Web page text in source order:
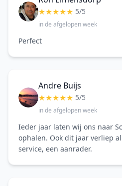
★★★★★ 5/5
in de afgelopen week
Perfect
Andre Buijs
★★★★★ 5/5
in de afgelopen week
Ieder jaar laten wij ons naar
ophalen. Ook dit jaar verliep
service, een aanrader.